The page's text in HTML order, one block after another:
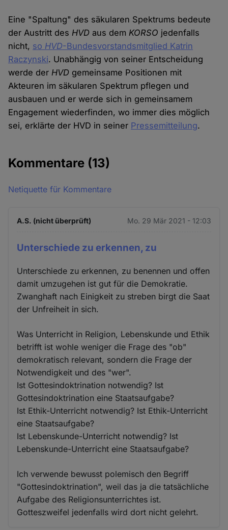
Eine "Spaltung" des säkularen Spektrums bedeute
der Austritt desHVDaus demKORSO jedenfalls
nicht, so HVD-Bundesvorstandsmitglied Katrin
Raczynski. Unabhängig von seiner Entscheidung
werde derHVD gemeinsame Positionen mit
Akteuren im säkularen Spektrum pflegen und
ausbauen und er werde sich in gemeinsamem
Engagement wiederfinden, wo immer dies möglich
sei, erklärte der HVD in seiner Pressemitteilung.
Kommentare (13)
Netiquette für Kommentare
A.S. (nicht überprüft) Mo. 29 Mär 2021 - 12:03
Unterschiede zu erkennen, zu
Unterschiede zu erkennen, zu benennen und offen
damit umzugehen ist gut für die Demokratie.
Zwanghaft nach Einigkeit zu streben birgt die Saat
der Unfreiheit in sich.
Was Unterricht in Religion, Lebenskunde und Ethik
betrifft ist wohle weniger die Frage des "ob"
demokratisch relevant, sondern die Frage der
Notwendigkeit und des "wer".
Ist Gottesindoktrination notwendig? Ist
Gottesindoktrination eine Staatsaufgabe?
Ist Ethik-Unterricht notwendig? Ist Ethik-Unterricht
eine Staatsaufgabe?
Ist Lebenskunde-Unterricht notwendig? Ist
Lebenskunde-Unterricht eine Staatsaufgabe?
Ich verwende bewusst polemisch den Begriff
"Gottesindoktrination", weil das ja die tatsächliche
Aufgabe des Religionsunterrichtes ist.
Gotteszweifel jedenfalls wird dort nicht gelehrt.